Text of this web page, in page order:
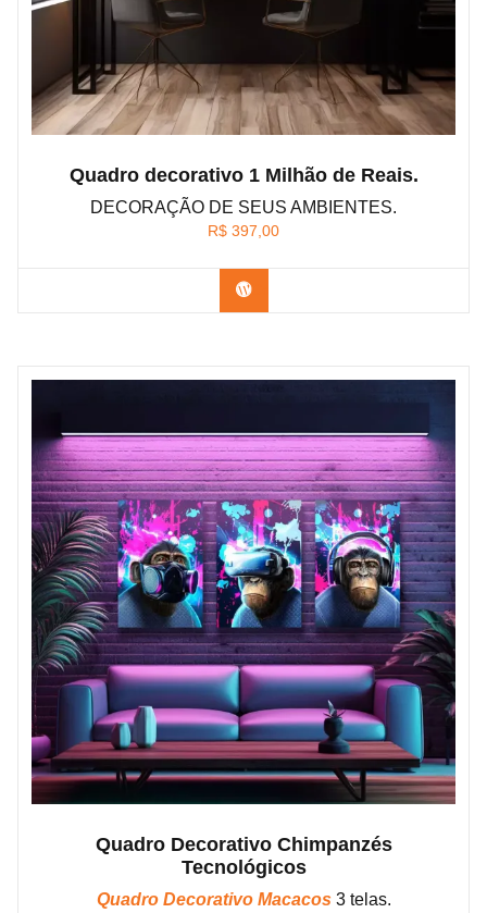
Quadro decorativo 1 Milhão de Reais.
DECORAÇÃO DE SEUS AMBIENTES.
R$ 397,00
Confira os modelos
Quadro Decorativo Chimpanzés
Tecnológicos
Quadro Decorativo Macacos3 telas.